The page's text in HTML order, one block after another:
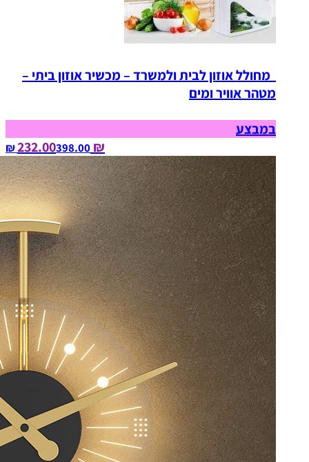
מחולל אוזון לבית ולמשרד – מכשיר אוזון ביתי –
מטהר אוויר ומים
במבצע
₪ 232.00
398.00‏ ₪